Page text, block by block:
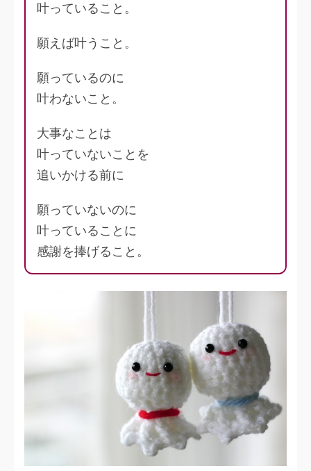
叶っていること。
願えば叶うこと。
願っているのに
叶わないこと。
大事なことは
叶っていないことを
追いかける前に
願っていないのに
叶っていることに
感謝を捧げること。